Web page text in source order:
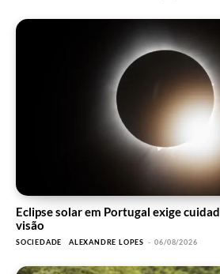
Eclipse solar em Portugal exige
visão
SOCIEDADE ALEXANDRE LOPES - 06/08/2026